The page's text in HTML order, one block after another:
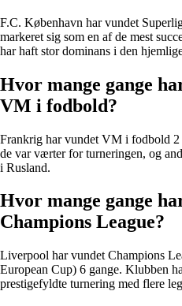
F.C. København har vundet
markeret sig som en af de mest
har haft stor dominans i den
Hvor mange gange
VM i fodbold?
Frankrig har vundet VM i fodbold 2
de var værter for turneringen, og
i Rusland.
Hvor mange gange
Champions League?
Liverpool har vundet Champions
European Cup) 6 gange. Klubben
prestigefyldte turnering med flere